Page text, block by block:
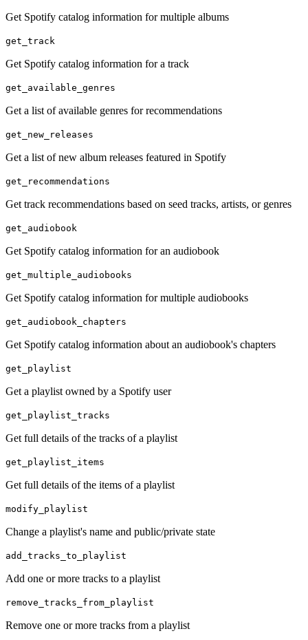
Get Spotify catalog information for multiple albums
get_track
Get Spotify catalog information for a track
get_available_genres
Get a list of available genres for recommendations
get_new_releases
Get a list of new album releases featured in Spotify
get_recommendations
Get track recommendations based on seed tracks, artists, or genres
get_audiobook
Get Spotify catalog information for an audiobook
get_multiple_audiobooks
Get Spotify catalog information for multiple audiobooks
get_audiobook_chapters
Get Spotify catalog information about an audiobook's chapters
get_playlist
Get a playlist owned by a Spotify user
get_playlist_tracks
Get full details of the tracks of a playlist
get_playlist_items
Get full details of the items of a playlist
modify_playlist
Change a playlist's name and public/private state
add_tracks_to_playlist
Add one or more tracks to a playlist
remove_tracks_from_playlist
Remove one or more tracks from a playlist